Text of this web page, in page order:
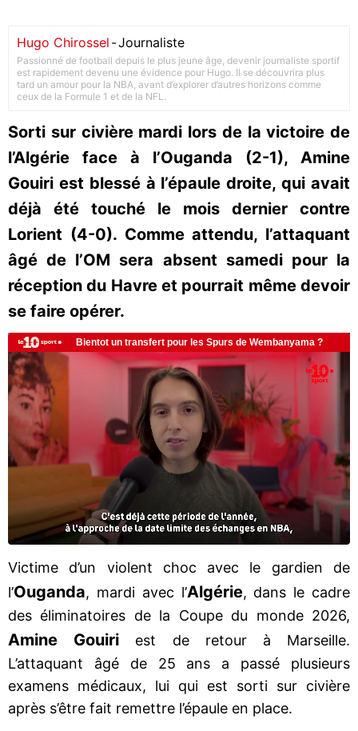
Hugo Chirossel -Journaliste
Passionné de football depuis le plus jeune âge, devenir journaliste sportif
est rapidement devenu une évidence pour Hugo. Il se découvrira plus
tard un amour pour la NBA, avant d’explorer d’autres horizons comme
ceux de la Formule 1 et de la NFL.
Sorti sur civière mardi lors de la victoire de
l’Algérie face à l’Ouganda (2-1), Amine
Gouiri est blessé à l’épaule droite, qui avait
déjà été touché le mois dernier contre
Lorient (4-0). Comme attendu, l’attaquant
âgé de l’OM sera absent samedi pour la
réception du Havre et pourrait même devoir
se faire opérer.
Victime d’un violent choc avec le gardien de
l’Ouganda, mardi avec l’Algérie, dans le cadre
des éliminatoires de la Coupe du monde 2026,
Amine Gouiri est de retour à Marseille.
L’attaquant âgé de 25 ans a passé plusieurs
examens médicaux, lui qui est sorti sur civière
après s’être fait remettre l’épaule en place.